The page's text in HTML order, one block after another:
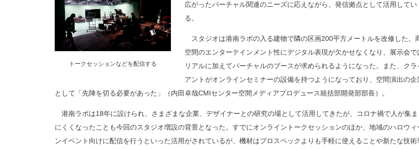
トークセッションなどを配信する
広がったバーチャル関連のニーズに応えながら、発信拠点として活用してい
る。
スタジオは港南ラボの入る建物で隣の区画200平方メートルを改修した。
空間のエンターテインメント性にデジタル表現が欠かせなくなり、展示会で
リアルに加えてバーチャルのブースが求められるようになった。また、クラ
アントがオンラインセミナーの設備を持つようになっており、空間演出の企
として「先陣を切る必要があった」（内田卓哉CMIセンター空間メディアプロデュース統括部開発部部長）。
港南ラボは18年に設けられ、さまざまな企業、デザイナーとの研究の場として活用してきたが、コロナ禍で人が集ま
にくくなったことも今回のスタジオ増設の背景となった。すでにオンライントークセッションのほか、地域のハロウィ
ンイベント向けに配信を行うといった活用がされているが、機材はプロスペックよりも手軽に使えることや新たな技術